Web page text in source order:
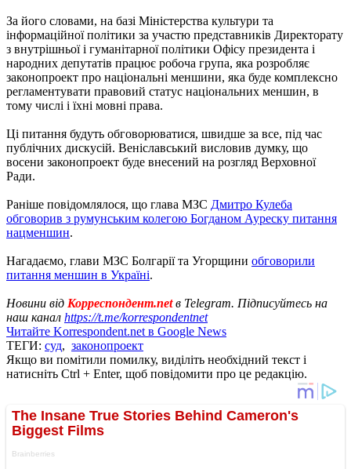
За його словами, на базі Міністерства культури та
інформаційної політики за участю представників Директорату
з внутрішньої і гуманітарної політики Офісу президента і
народних депутатів працює робоча група, яка розробляє
законопроект про національні меншини, яка буде комплексно
регламентувати правовий статус національних меншин, в
тому числі і їхні мовні права.
Ці питання будуть обговорюватися, швидше за все, під час
публічних дискусій. Веніславський висловив думку, що
восени законопроект буде внесений на розгляд Верховної
Ради.
Раніше повідомлялося, що глава МЗС Дмитро Кулеба
обговорив з румунським колегою Богданом Ауреску питання
нацменшин.
Нагадаємо, глави МЗС Болгарії та Угорщини обговорили
питання меншин в Україні.
Новини від Корреспондент.netв Telegram. Підписуйтесь на
наш канал https://t.me/korrespondentnet
Читайте Korrespondent.net в Google News
ТЕГИ: суд, законопроект
Якщо ви помітили помилку, виділіть необхідний текст і
натисніть Ctrl + Enter, щоб повідомити про це редакцію.